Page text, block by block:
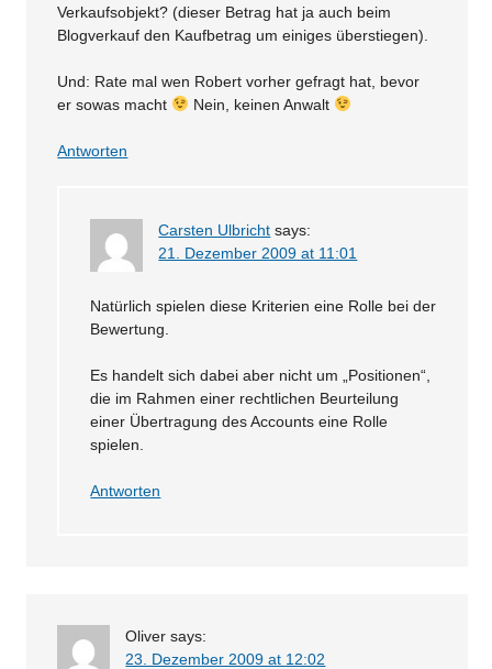
Verkaufsobjekt? (dieser Betrag hat ja auch beim
Blogverkauf den Kaufbetrag um einiges überstiegen).
Und: Rate mal wen Robert vorher gefragt hat, bevor
er sowas macht
Nein, keinen Anwalt
Antworten
Carsten Ulbricht says:
21. Dezember 2009 at 11:01
Natürlich spielen diese Kriterien eine Rolle bei der
Bewertung.
Es handelt sich dabei aber nicht um „Positionen“,
die im Rahmen einer rechtlichen Beurteilung
einer Übertragung des Accounts eine Rolle
spielen.
Antworten
Oliver says:
23. Dezember 2009 at 12:02